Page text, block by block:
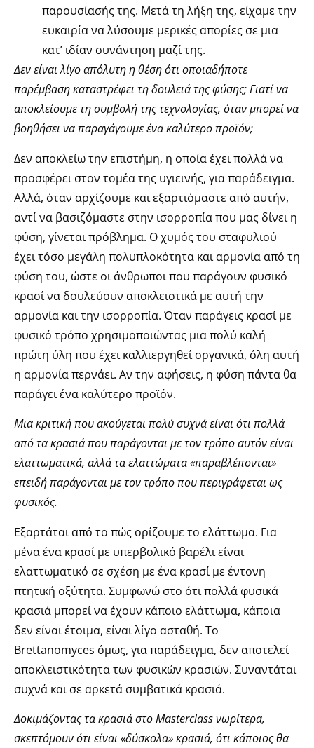
παρουσίασής της. Μετά τη λήξη της, είχαμε την
ευκαιρία να λύσουμε μερικές απορίες σε μια
κατ’ ιδίαν συνάντηση μαζί της.
Δεν είναι λίγο απόλυτη η θέση ότι οποιαδήποτε
παρέμβαση καταστρέφει τη δουλειά της φύσης; Γιατί να
αποκλείουμε τη συμβολή της τεχνολογίας, όταν μπορεί να
βοηθήσει να παραγάγουμε ένα καλύτερο προϊόν;
Δεν αποκλείω την επιστήμη, η οποία έχει πολλά να
προσφέρει στον τομέα της υγιεινής, για παράδειγμα.
Αλλά, όταν αρχίζουμε και εξαρτιόμαστε από αυτήν,
αντί να βασιζόμαστε στην ισορροπία που μας δίνει η
φύση, γίνεται πρόβλημα. Ο χυμός του σταφυλιού
έχει τόσο μεγάλη πολυπλοκότητα και αρμονία από τη
φύση του, ώστε οι άνθρωποι που παράγουν φυσικό
κρασί να δουλεύουν αποκλειστικά με αυτή την
αρμονία και την ισορροπία. Όταν παράγεις κρασί με
φυσικό τρόπο χρησιμοποιώντας μια πολύ καλή
πρώτη ύλη που έχει καλλιεργηθεί οργανικά, όλη αυτή
η αρμονία περνάει. Αν την αφήσεις, η φύση πάντα θα
παράγει ένα καλύτερο προϊόν.
Μια κριτική που ακούγεται πολύ συχνά είναι ότι πολλά
από τα κρασιά που παράγονται με τον τρόπο αυτόν είναι
ελαττωματικά, αλλά τα ελαττώματα «παραβλέπονται»
επειδή παράγονται με τον τρόπο που περιγράφεται ως
φυσικός.
Εξαρτάται από το πώς ορίζουμε το ελάττωμα. Για
μένα ένα κρασί με υπερβολικό βαρέλι είναι
ελαττωματικό σε σχέση με ένα κρασί με έντονη
πτητική οξύτητα. Συμφωνώ στο ότι πολλά φυσικά
κρασιά μπορεί να έχουν κάποιο ελάττωμα, κάποια
δεν είναι έτοιμα, είναι λίγο ασταθή. Το
Brettanomyces όμως, για παράδειγμα, δεν αποτελεί
αποκλειστικότητα των φυσικών κρασιών. Συναντάται
συχνά και σε αρκετά συμβατικά κρασιά.
Δοκιμάζοντας τα κρασιά στο Μasterclass νωρίτερα,
σκεπτόμουν ότι είναι «δύσκολα» κρασιά, ότι κάποιος θα